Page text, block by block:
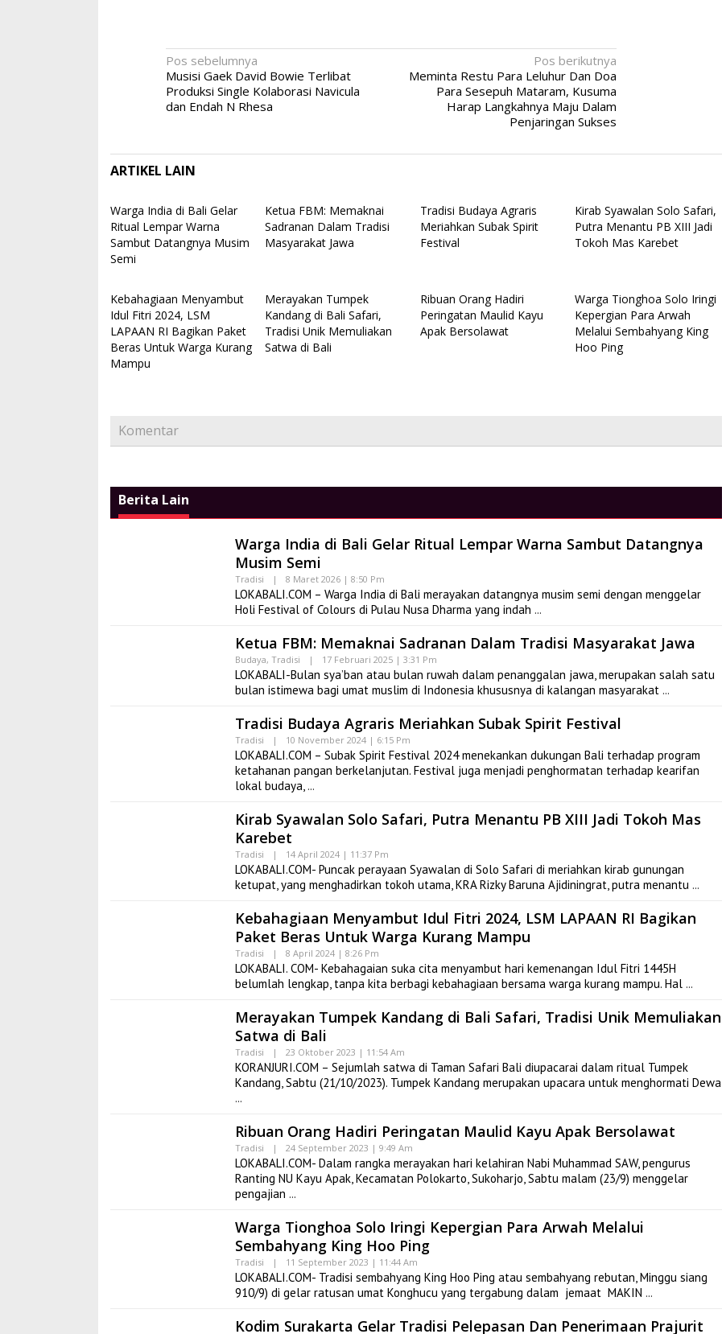
Navigasi
pos
Pos sebelumnya
Musisi Gaek David Bowie Terlibat
Produksi Single Kolaborasi Navicula
dan Endah N Rhesa
Pos berikutnya
Meminta Restu Para Leluhur Dan Doa
Para Sesepuh Mataram, Kusuma
Harap Langkahnya Maju Dalam
Penjaringan Sukses
ARTIKEL LAIN
Warga India di Bali Gelar
Ritual Lempar Warna
Sambut Datangnya Musim
Semi
Ketua FBM: Memaknai
Sadranan Dalam Tradisi
Masyarakat Jawa
Tradisi Budaya Agraris
Meriahkan Subak Spirit
Festival
Kirab Syawalan Solo Safari,
Putra Menantu PB XIII Jadi
Tokoh Mas Karebet
Kebahagiaan Menyambut
Idul Fitri 2024, LSM
LAPAAN RI Bagikan Paket
Beras Untuk Warga Kurang
Mampu
Merayakan Tumpek
Kandang di Bali Safari,
Tradisi Unik Memuliakan
Satwa di Bali
Ribuan Orang Hadiri
Peringatan Maulid Kayu
Apak Bersolawat
Warga Tionghoa Solo Iringi
Kepergian Para Arwah
Melalui Sembahyang King
Hoo Ping
Komentar
Berita Lain
Warga India di Bali Gelar Ritual Lempar Warna Sambut Datangnya
Musim Semi
Tradisi | 8 Maret 2026 | 8:50 Pm
LOKABALI.COM – Warga India di Bali merayakan datangnya musim semi dengan menggelar
Holi Festival of Colours di Pulau Nusa Dharma yang indah
Ketua FBM: Memaknai Sadranan Dalam Tradisi Masyarakat Jawa
Budaya, Tradisi | 17 Februari 2025 | 3:31 Pm
LOKABALI-Bulan sya’ban atau bulan ruwah dalam penanggalan jawa, merupakan salah satu
bulan istimewa bagi umat muslim di Indonesia khususnya di kalangan masyarakat
Tradisi Budaya Agraris Meriahkan Subak Spirit Festival
Tradisi | 10 November 2024 | 6:15 Pm
LOKABALI.COM – Subak Spirit Festival 2024 menekankan dukungan Bali terhadap program
ketahanan pangan berkelanjutan. Festival juga menjadi penghormatan terhadap kearifan
lokal budaya,
Kirab Syawalan Solo Safari, Putra Menantu PB XIII Jadi Tokoh Mas
Karebet
Tradisi | 14 April 2024 | 11:37 Pm
LOKABALI.COM- Puncak perayaan Syawalan di Solo Safari di meriahkan kirab gunungan
ketupat, yang menghadirkan tokoh utama, KRA Rizky Baruna Ajidiningrat, putra menantu
Kebahagiaan Menyambut Idul Fitri 2024, LSM LAPAAN RI Bagikan
Paket Beras Untuk Warga Kurang Mampu
Tradisi | 8 April 2024 | 8:26 Pm
LOKABALI. COM- Kebahagaian suka cita menyambut hari kemenangan Idul Fitri 1445H
belumlah lengkap, tanpa kita berbagi kebahagiaan bersama warga kurang mampu. Hal
Merayakan Tumpek Kandang di Bali Safari, Tradisi Unik Memuliakan
Satwa di Bali
Tradisi | 23 Oktober 2023 | 11:54 Am
KORANJURI.COM – Sejumlah satwa di Taman Safari Bali diupacarai dalam ritual Tumpek
Kandang, Sabtu (21/10/2023). Tumpek Kandang merupakan upacara untuk menghormati Dewa
Ribuan Orang Hadiri Peringatan Maulid Kayu Apak Bersolawat
Tradisi | 24 September 2023 | 9:49 Am
LOKABALI.COM- Dalam rangka merayakan hari kelahiran Nabi Muhammad SAW, pengurus
Ranting NU Kayu Apak, Kecamatan Polokarto, Sukoharjo, Sabtu malam (23/9) menggelar
pengajian
Warga Tionghoa Solo Iringi Kepergian Para Arwah Melalui
Sembahyang King Hoo Ping
Tradisi | 11 September 2023 | 11:44 Am
LOKABALI.COM- Tradisi sembahyang King Hoo Ping atau sembahyang rebutan, Minggu siang
910/9) di gelar ratusan umat Konghucu yang tergabung dalam jemaat MAKIN
Kodim Surakarta Gelar Tradisi Pelepasan Dan Penerimaan Prajurit
Sand
Di Seni, Vlog | 27 Juli 2019 | 10:38 Am
Pantai ‘Dolphin’ Lovina
Di Spot, Vlog 18 Oktober 2021 | 1:02 Pm